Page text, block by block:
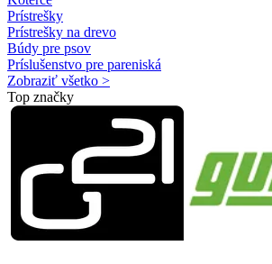
Prístrešky
Prístrešky na drevo
Búdy pre psov
Príslušenstvo pre pareniská
Zobraziť všetko >
Top značky